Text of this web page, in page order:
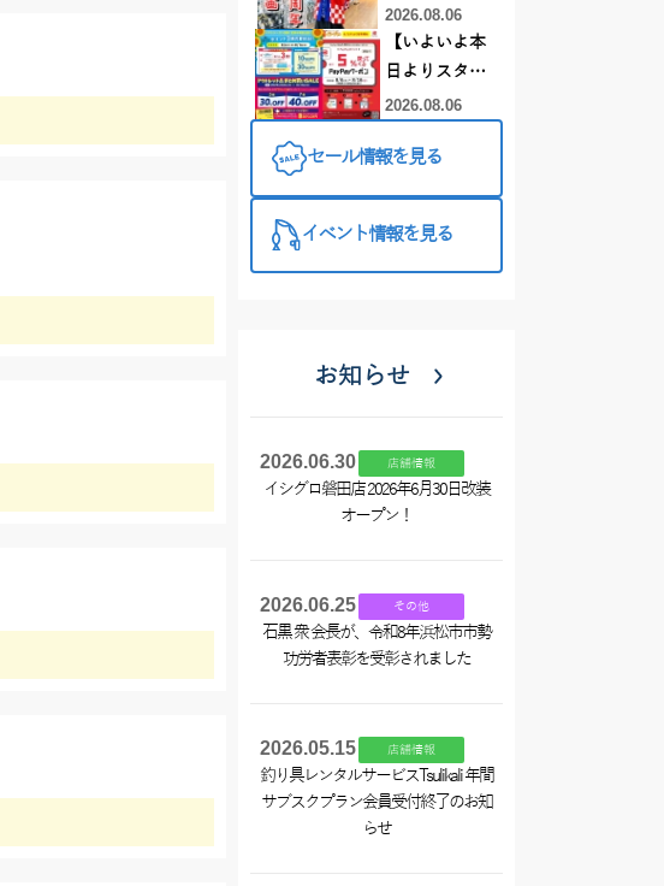
スポ鈴鹿店！
オススメ竿 リ
ールをご紹介
❤買うなら今
がお得です！
2026.08.06
【いよいよ本
日よりスター
ト】この夏、
なるセールが
会をぜひご利
用くださ
2026.08.06
セール情報を見る
イベント情報を見る
お知らせ
2026.06.30 店舗情報
イシグロ磐田店 2026年6月30日改装
オープン！
2026.06.25 その他
石黒 衆 会長が、令和8年浜松市市勢
功労者表彰を受彰されました
2026.05.15 店舗情報
釣り具レンタルサービスTsulikali 年間
サブスクプラン会員受付終了のお知
らせ